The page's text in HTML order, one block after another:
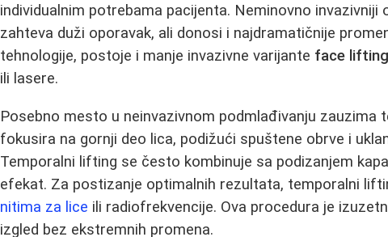
individualnim potrebama pacijenta. Neminovno invazivniji
zahteva duži oporavak, ali donosi i najdramatičnije
tehnologije, postoje i manje invazivne varijante face
ili lasere.
Posebno mesto u neinvazivnom podmlađivanju zauzima
fokusira na gornji deo lica, podižući spuštene obrve i
Temporalni lifting se često kombinuje sa podizanjem
efekat. Za postizanje optimalnih rezultata, temporalni
nitima za lice ili radiofrekvencije. Ova procedura je
izgled bez ekstremnih promena.